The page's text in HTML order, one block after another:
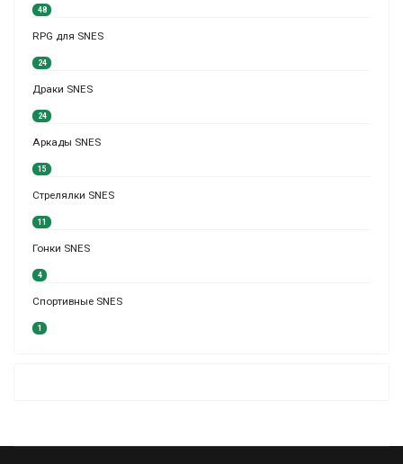
48
RPG для SNES
24
Драки SNES
24
Аркады SNES
15
Стрелялки SNES
11
Гонки SNES
4
Спортивные SNES
1